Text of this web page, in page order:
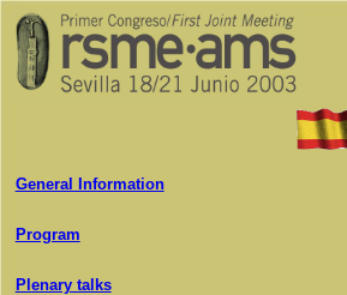
General Information
Program
Plenary talks